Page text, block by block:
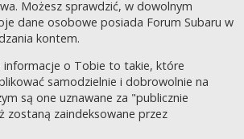
Możesz sprawdzić, w dowolnym
dane osobowe posiada Forum Subaru w
kontem.
informacje o Tobie to takie, które
samodzielnie i dobrowolnie na
są one uznawane za "publicznie
zostaną zaindeksowane przez